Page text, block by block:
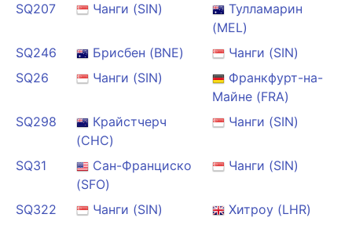
SQ207 Чанги (SIN)
Тулламарин
(MEL)
SQ246
Брисбен (BNE)
Чанги (SIN)
SQ26
Чанги (SIN)
Франкфурт-на-
Майне (FRA)
SQ298
Крайстчерч
(CHC)
Чанги (SIN)
SQ31
Сан-Франциско
(SFO)
Чанги (SIN)
SQ322 Чанги (SIN)
Хитроу (LHR)